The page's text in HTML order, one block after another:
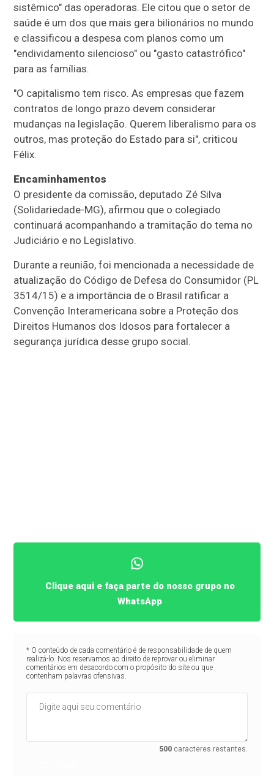
sistêmico" das operadoras. Ele citou que o setor de
saúde é um dos que mais gera bilionários no mundo
e classificou a despesa com planos como um
"endividamento silencioso" ou "gasto catastrófico"
para as famílias.
"O capitalismo tem risco. As empresas que fazem
contratos de longo prazo devem considerar
mudanças na legislação. Querem liberalismo para os
outros, mas proteção do Estado para si", criticou
Félix.
Encaminhamentos
O presidente da comissão, deputado Zé Silva
(Solidariedade-MG), afirmou que o colegiado
continuará acompanhando a tramitação do tema no
Judiciário e no Legislativo.
Durante a reunião, foi mencionada a necessidade de
atualização do Código de Defesa do Consumidor (PL
3514/15) e a importância de o Brasil ratificar a
Convenção Interamericana sobre a Proteção dos
Direitos Humanos dos Idosos para fortalecer a
segurança jurídica desse grupo social.
Clique aqui e faça parte do nosso grupo no
WhatsApp
* O conteúdo de cada comentário é de responsabilidade de quem
realizá-lo. Nos reservamos ao direito de reprovar ou eliminar
comentários em desacordo com o propósito do site ou que
contenham palavras ofensivas.
500 caracteres restantes.